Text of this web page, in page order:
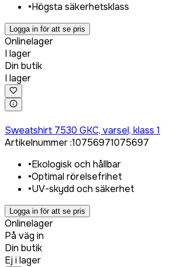
•Högsta säkerhetsklass
Logga in för att se pris
Onlinelager
I lager
Din butik
I lager
Sweatshirt 7530 GKC, varsel, klass 1
Artikelnummer:10756971075697
•Ekologisk och hållbar
•Optimal rörelsefrihet
•UV-skydd och säkerhet
Logga in för att se pris
Onlinelager
På väg in
Din butik
Ej i lager